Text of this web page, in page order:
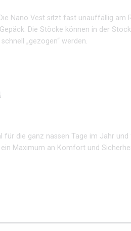
Nano Vest sitzt fast unauffällig am
Die Stöcke können in der
„gezogen“ werden.
für die ganz nassen Tage im Jahr
Maximum an Komfort und